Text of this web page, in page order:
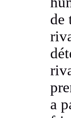
de
a